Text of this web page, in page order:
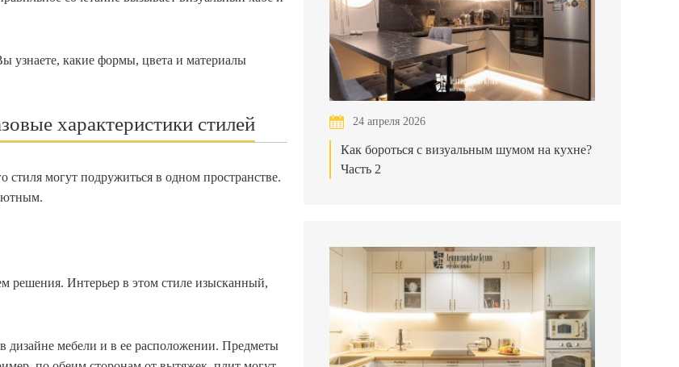
узнаете, какие формы, цвета и материалы
характеристики стилей
стиля могут подружиться в одном пространстве.
решения. Интерьер в этом стиле изысканный,
мебели и в ее расположении. Предметы
24 апреля 2026
Как бороться с визуальным шумом на кухне?
Часть 2